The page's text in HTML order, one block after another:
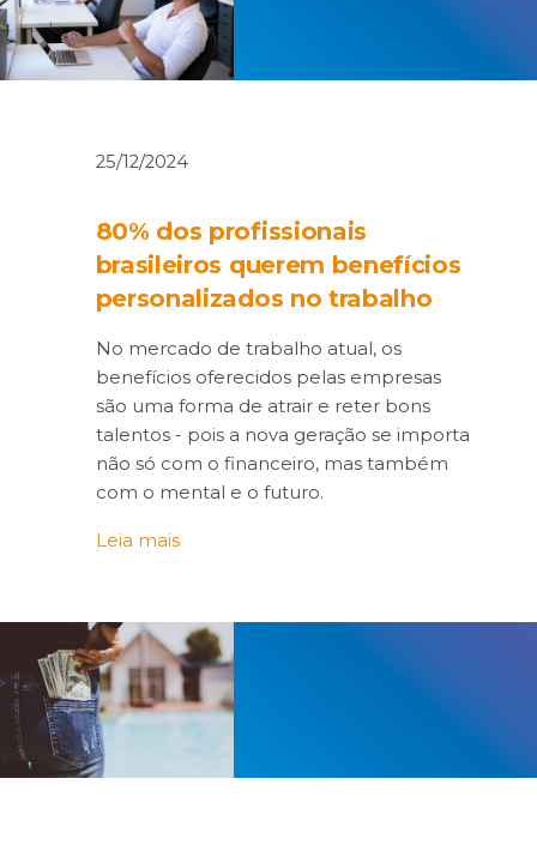
25/12/2024
80% dos profissionais
brasileiros querem benefícios
personalizados no trabalho
No mercado de trabalho atual, os
benefícios oferecidos pelas empresas
são uma forma de atrair e reter bons
talentos - pois a nova geração se importa
não só com o financeiro, mas também
com o mental e o futuro.
Leia mais